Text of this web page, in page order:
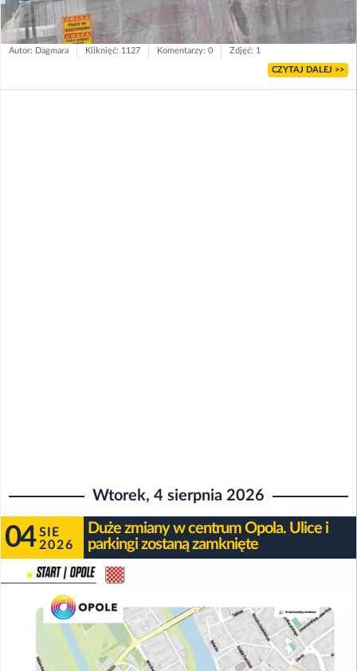
Autor: Dagmara Kliknięć: 1127 Komentarzy: 0 Zdjęć: 1
CZYTAJ DALEJ >>
Wtorek, 4 sierpnia 2026
04 SIE
2026
Duże zmiany w centrum Opola. Ulice i
parkingi zostaną zamknięte